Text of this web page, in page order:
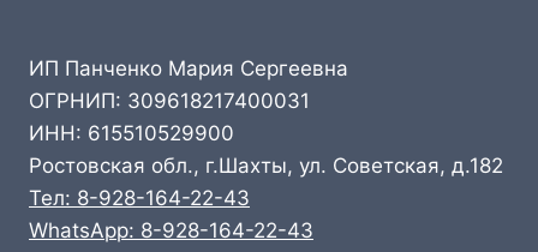
ИП Панченко Мария Сергеевна
ОГРНИП: 309618217400031
ИНН: 615510529900
Ростовская обл., г.Шахты, ул. Советская, д.182
Тел: 8-928-164-22-43
WhatsApp: 8-928-164-22-43